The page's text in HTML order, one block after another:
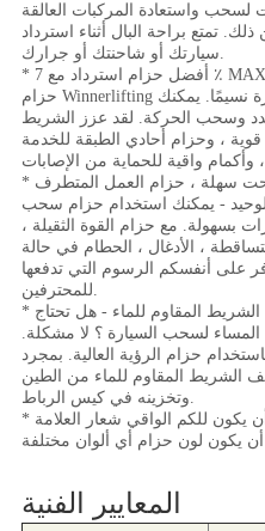
2 بوصة أو 3 بوصات لسحب واستعادة المركبات العالقة
تمتع براحة البال أثناء استرداد
سيارتك أو شاحنتك أو جرارك.
* أفضل حزام استرداد مع 7 ٪ MAX STRETCH ، لا يقارن حزام آخر -
حزام Winnerlifting سيجعل رحلتك على الطرق الوعرة نسيمًا. يمكنك
وسحب الحركة. لقد عزز الشريط
، وحزام أحادي الطبقة للخدمة
* سجل الأشجار ، إزالة التعثر أصبحت سهلة ، حزام العمل المتطرف
الوحيد - يمكنك استخدام حزام سحب Winnerlifting لإزالة الأشجار
بسهولة. مع حزام القوة الثقيلة ،
، الأدغال ، الحطام في حالة
على أنفسكم الرسوم التي تدفعها
للمحترفين.
* أسلم حبل السحب ، الرؤية العالية ، الشريط المقاوم للماء - هل تحتاج
لسحب السيارة ؟ لا مشكلة.
حزام الرؤية العالية. بمجرد
الشريط المقاوم للماء من الطين
وتخزينه في كيس الرباط.
* شعار مخصص مطبوعة - يمكن أن يكون للكم الواقي شعار العلامة
المعايير الفنية